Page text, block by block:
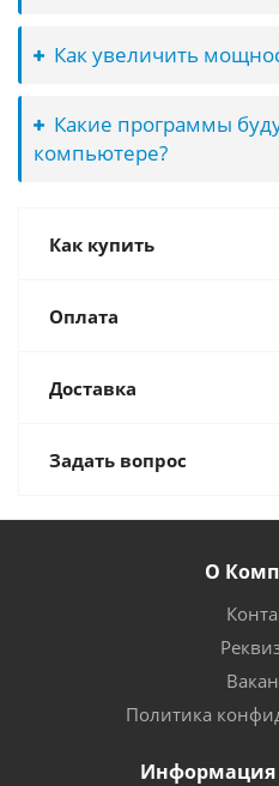
Как увеличить
Какие программы
компьютере?
Как купить
Оплата
Доставка
Задать вопрос
О
Политика
Информация